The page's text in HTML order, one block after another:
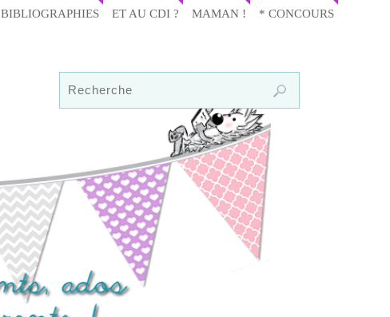
BIBLIOGRAPHIES ET AU CDI ? MAMAN ! * CONCOURS